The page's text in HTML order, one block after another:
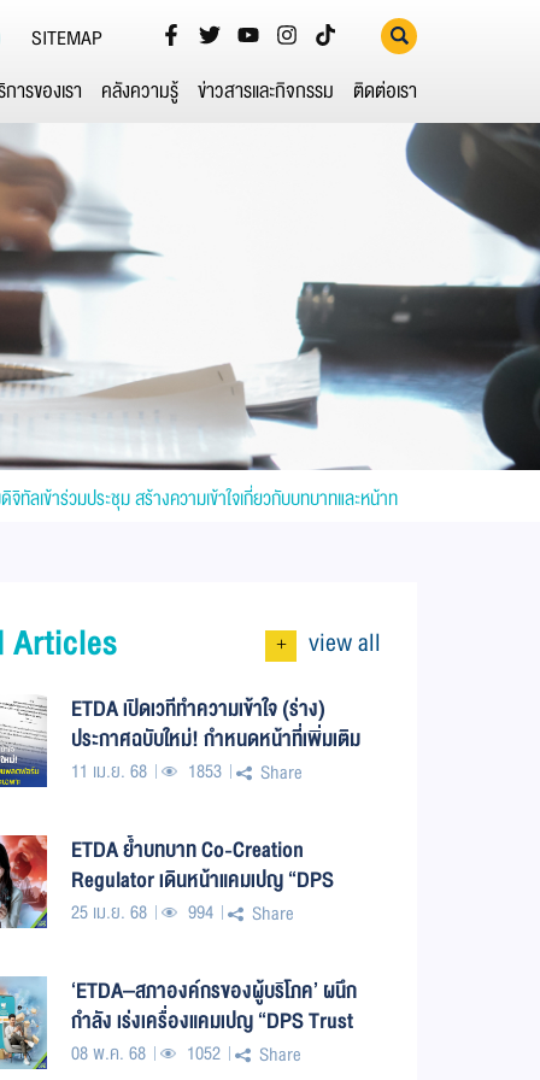
SITEMAP
ารของเรา คลังความรู้ ข่าวสารและกิจกรรม ติดต่อเรา
ลเข้าร่วมประชุม สร้างความเข้าใจเกี่ยวกับบทบาทและหน้าท
Articles + view all
ETDA เปิดเวทีทำความเข้าใจ (ร่าง)
ประกาศฉบับใหม่! กำหนดหน้าที่เพิ่มเติม
สำหรับแพลตฟอร์มตลาดสินค้าที่มี
11 เม.ย. 68 1853 Share
ETDA ย้ำบทบาท Co-Creation
Regulator เดินหน้าแคมเปญ “DPS
Trust Every Click” ดึงทุกภาคส่วน ร่วม
ที่ปลอดภัย มั่นใจ อย่างเป็นรูปธรรม!
25 เม.ย. 68 994 Share
‘ETDA–สภาองค์กรของผู้บริโภค’ ผนึก
กำลัง เร่งเครื่องแคมเปญ “DPS Trust
Every Click” อุดช่องโหว่สินค้าออนไลน์
08 พ.ค. 68 1052 Share